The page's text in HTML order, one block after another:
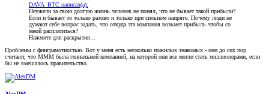
DAVA_BTC написал(а):
Неужели за свою долгую жизнь человек не понял, что не бывает такой прибыли?
Если и бывает то только разово и только при сильном напряге. Почему люди не
думают себе вопрос задать, что откуда эта компания возьмет прибыль чтобы со
мной расплатиться?
Нажмите для раскрытия...
Проблемы с финграмотностью. Вот у меня есть несколько пожилых знакомых - они до сих пор
считают, что МММ была гениальной компанией, на которой они все могли стать миллионерами, если
бы не вмешалось правительство.